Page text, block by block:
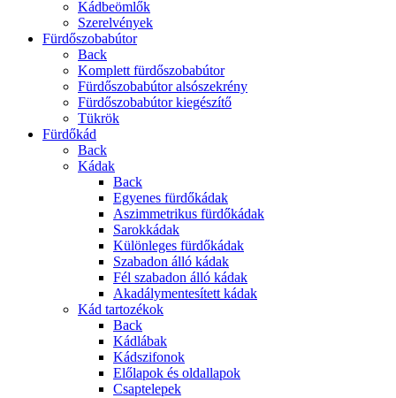
Kádbeömlők
Szerelvények
Fürdőszobabútor
Back
Komplett fürdőszobabútor
Fürdőszobabútor alsószekrény
Fürdőszobabútor kiegészítő
Tükrök
Fürdőkád
Back
Kádak
Back
Egyenes fürdőkádak
Aszimmetrikus fürdőkádak
Sarokkádak
Különleges fürdőkádak
Szabadon álló kádak
Fél szabadon álló kádak
Akadálymentesített kádak
Kád tartozékok
Back
Kádlábak
Kádszifonok
Előlapok és oldallapok
Csaptelepek